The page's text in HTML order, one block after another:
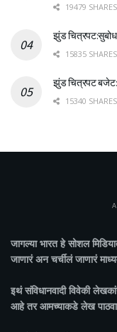
19479 SHARES
झुंड चित्रपट:सुबोध
15835 SHARES
झुंड चित्रपट
15340 SHARES
जागल्या भारतहे सोशल
जाणारं अन चर्चीलं जाणारं
इथं संविधानवादी विवेकी
आहे तर आमच्याकडे लेख पाठवा